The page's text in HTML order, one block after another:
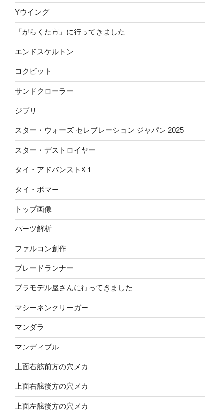
Yウイング
「がらくた市」に行ってきました
エンドスケルトン
コクピット
サンドクローラー
ジブリ
スター・ウォーズ セレブレーション ジャパン 2025
スター・デストロイヤー
タイ・アドバンストX１
タイ・ボマー
トップ画像
パーツ解析
ファルコン創作
ブレードランナー
プラモデル屋さんに行ってきました
マシーネンクリーガー
マンダラ
マンディブル
上面右舷前方の穴メカ
上面右舷後方の穴メカ
上面左舷後方の穴メカ